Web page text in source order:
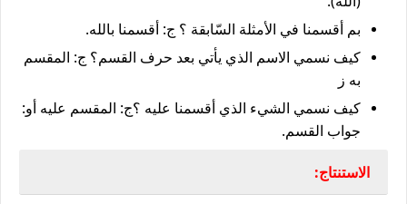
بم أقسمنا في الأمثلة السّابقة ؟ ج: أقسمنا بالله.
كيف نسمي الاسم الذي يأتي بعد حرف القسم؟ ج: المقسم
به ز
كيف نسمي الشيء الذي أقسمنا عليه ؟ج: المقسم عليه أو:
جواب القسم.
الاستنتاج: